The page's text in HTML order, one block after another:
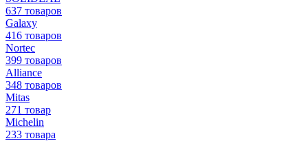
637 товаров
Galaxy
416 товаров
Nortec
399 товаров
Alliance
348 товаров
Mitas
271 товар
Michelin
233 товара